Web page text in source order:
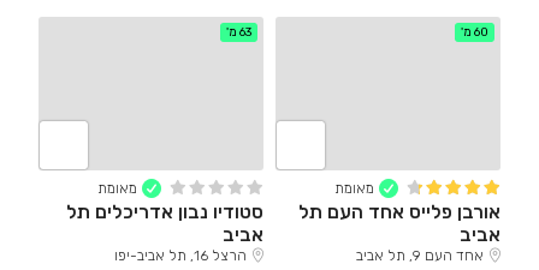
מאומת
60 מ'
אורבן פלייס אחד העם תל
אביב
אחד העם 9, תל אביב
מאומת
63 מ'
סטודיו נבון אדריכלים תל
אביב
הרצל 16, תל אביב-יפו